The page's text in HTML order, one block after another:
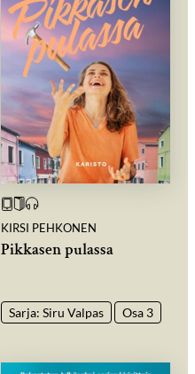
KIRSI PEHKONEN
Pikkasen pulassa
Sarja: Siru Valpas Osa 3